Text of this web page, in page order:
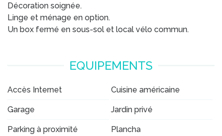
Décoration soignée.
Linge et ménage en option.
Un box fermé en sous-sol et local vélo commun.
EQUIPEMENTS
Accès Internet Cuisine américaine
Garage Jardin privé
Parking à proximité Plancha